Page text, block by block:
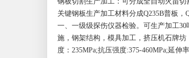
关键钢板生产加工材料分成Q235B普板
一、一级级探伤仪器检验。可生产加工
施，钢架结构，模具加工，挤压机石牌
度：235MPa;抗压强度:375-460MPa;延伸